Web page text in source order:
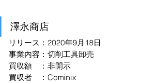
澤永商店
リリース：2020年9月18日
事業内容：切削工具卸売
買収額　：非開示
買収者　：Cominix